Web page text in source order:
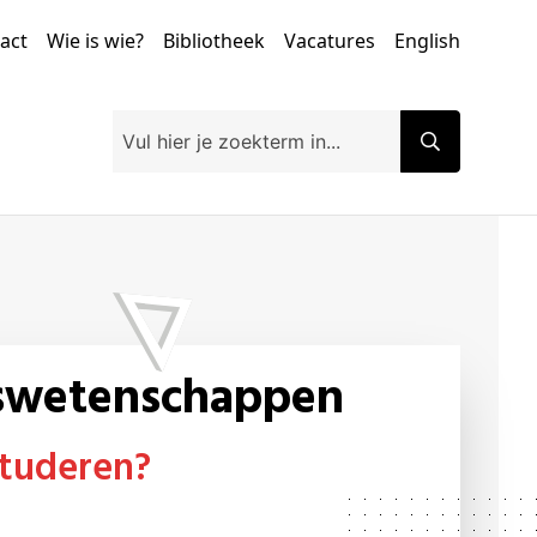
Wie is wie? Bibliotheek Vacatures English